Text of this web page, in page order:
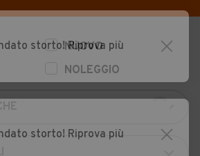
termine NUOVO
NOLEGGIO
storto! Riprova più
storto! Riprova più